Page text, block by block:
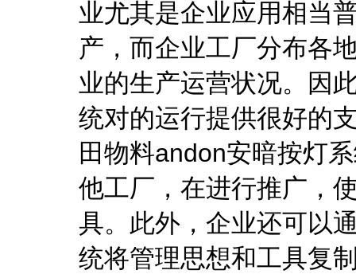
业尤其是企业应用相当
产，而企业工厂分布各
业的生产运营状况。因
统对的运行提供很好的
田物料andon安暗按灯
他工厂，在进行推广，
具。此外，企业还可以
统将管理思想和工具复